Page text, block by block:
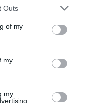
Outs
of my
my
my
cheveux secs, elle
cheveux secs en
sur cheveux
une huile